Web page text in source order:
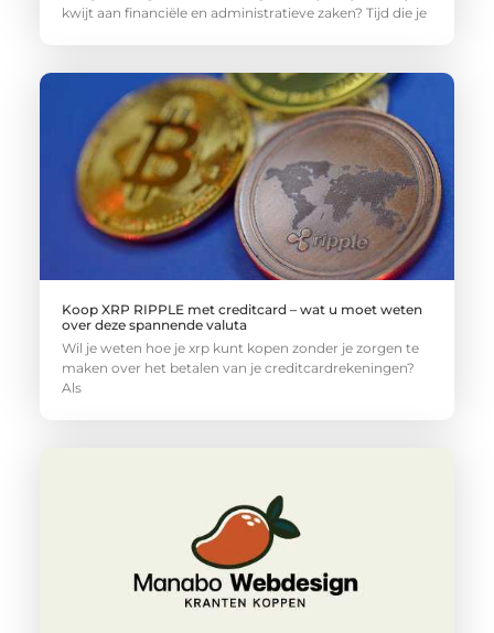
kwijt aan financiële en administratieve zaken? Tijd die je
Koop XRP RIPPLE met creditcard – wat u moet weten
over deze spannende valuta
Wil je weten hoe je xrp kunt kopen zonder je zorgen te
maken over het betalen van je creditcardrekeningen?
Als